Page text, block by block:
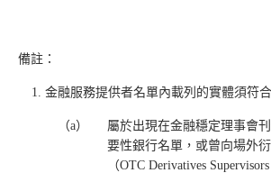
備註：
金融服務提供者名單內載列的實體須符
（a）
屬於出現在金融穩定理事會
要性銀行名單，或曾向場外
（OTC Derivatives